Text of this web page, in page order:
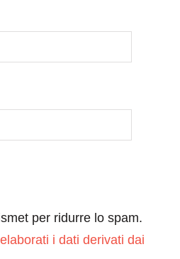
per ridurre lo spam.
i dati derivati dai